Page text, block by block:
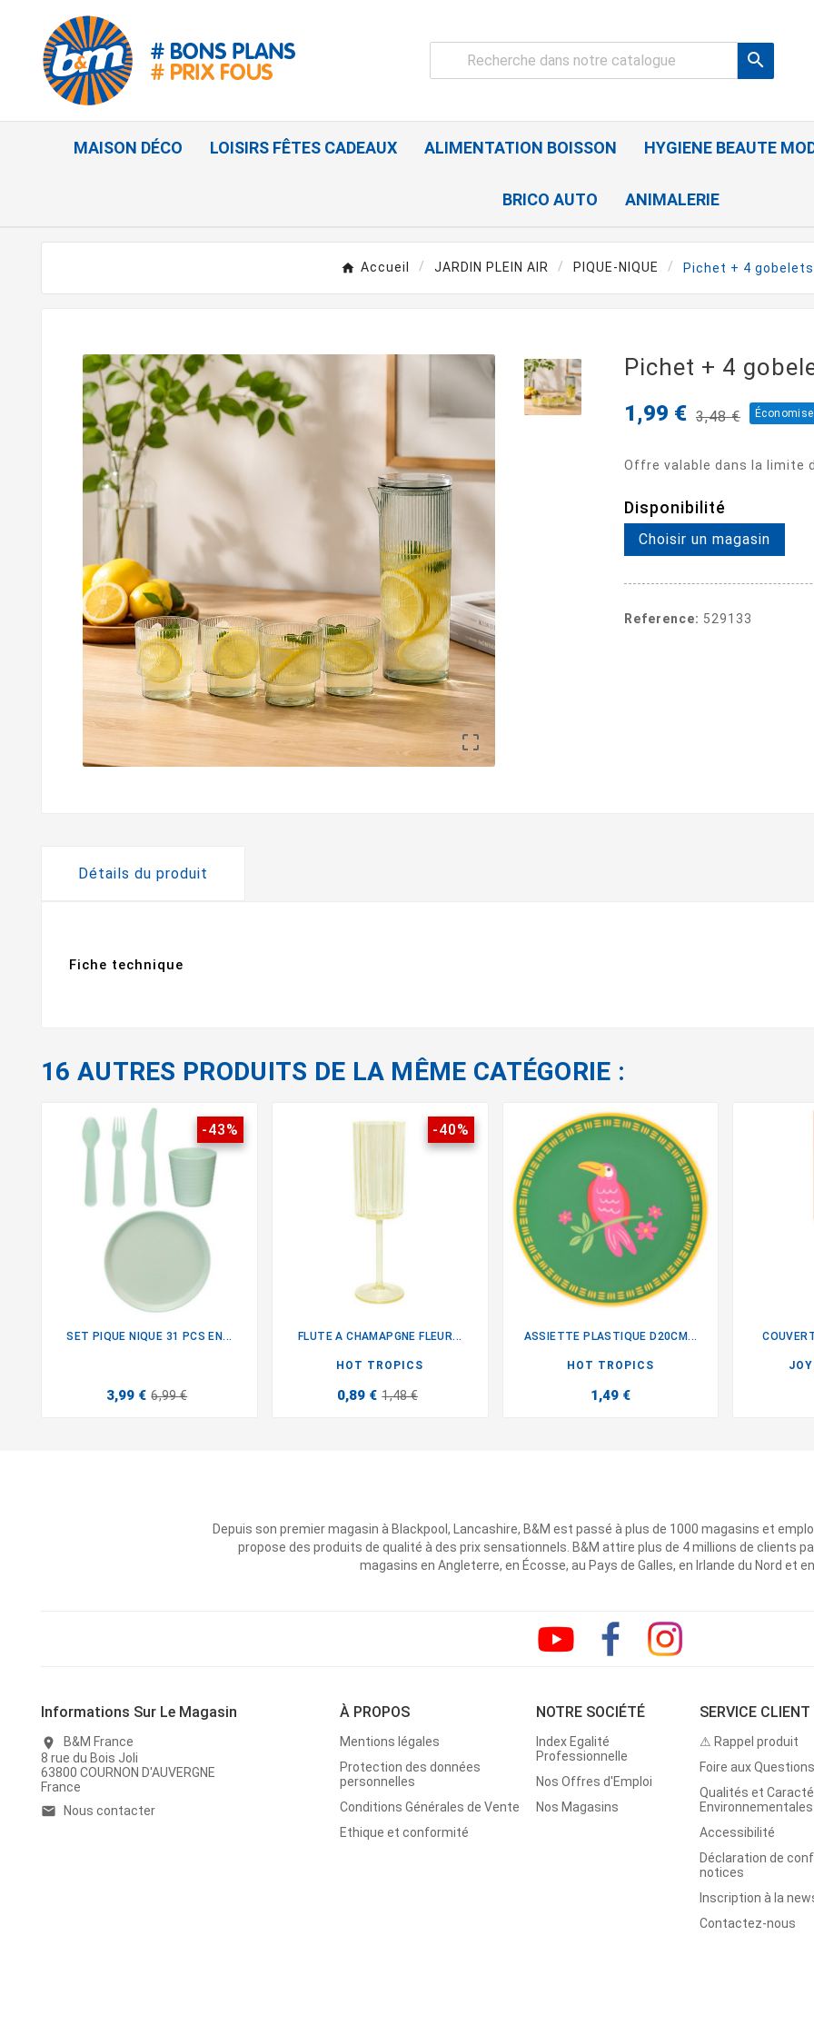

MAISON DÉCO LOISIRS FÊTES CADEAUX ALIMENTATION BOISSON HYGIENE BEAUTE
BRICO AUTO ANIMALERIE
Accueil JARDIN PLEIN AIR PIQUE-NIQUE Pichet + 4

Pichet + 4
1,99 € 3,48 €
Offre valable dans la limite
Disponibilité
Choisir un magasin
Reference: 529133
Détails du produit
Fiche technique
16 AUTRES PRODUITS DE LA MÊME CATÉGORIE :
-43%
SET PIQUE NIQUE 31 PCS EN...
3,99 € 6,99 €
-40%
FLUTE A CHAMAPGNE FLEUR...
HOT TROPICS
0,89 € 1,48 €
ASSIETTE PLASTIQUE D20CM...
HOT TROPICS
1,49 €
Depuis son premier magasin à Blackpool, Lancashire, B&M est passé à plus de 1000 magasins et
propose des produits de qualité à des prix sensationnels. B&M attire plus de 4 millions de clients
magasins en Angleterre, en Écosse, au Pays de Galles, en Irlande du Nord et
Informations Sur Le Magasin
location_on
B&M France
8 rue du Bois Joli
63800 COURNON D'AUVERGNE
France
email Nous contacter
À PROPOS
Mentions légales
Protection des données
personnelles
Conditions Générales de Vente
Ethique et conformité
NOTRE SOCIÉTÉ
Index Egalité
Professionnelle
Nos Offres d'Emploi
Nos Magasins
SERVICE CLIENT
⚠ Rappel produit
Foire aux
Qualités et
Environnementales
Accessibilité
Déclaration de
notices
Inscription à la
Contactez-nous